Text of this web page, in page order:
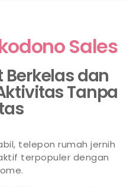
Sales
Berkelas dan
Tanpa
telepon rumah jernih
terpopuler dengan